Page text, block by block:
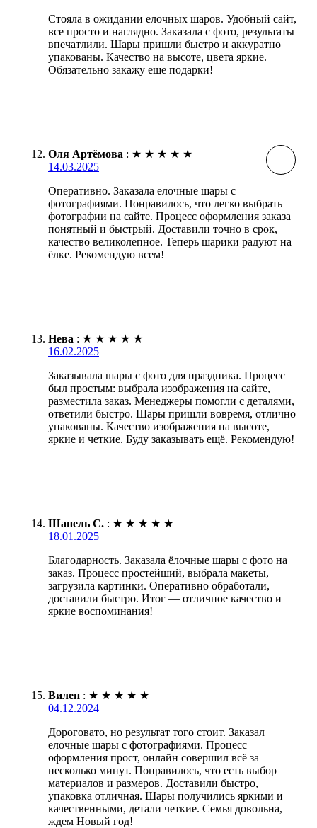
Стояла в ожидании елочных шаров. Удобный сайт,
все просто и наглядно. Заказала с фото, результаты
впечатлили. Шары пришли быстро и аккуратно
упакованы. Качество на высоте, цвета яркие.
Обязательно закажу еще подарки!
Оля Артёмова : ★ ★ ★ ★ ★
14.03.2025
Оперативно. Заказала елочные шары с
фотографиями. Понравилось, что легко выбрать
фотографии на сайте. Процесс оформления заказа
понятный и быстрый. Доставили точно в срок,
качество великолепное. Теперь шарики радуют на
ёлке. Рекомендую всем!
Нева : ★ ★ ★ ★ ★
16.02.2025
Заказывала шары с фото для праздника. Процесс
был простым: выбрала изображения на сайте,
разместила заказ. Менеджеры помогли с деталями,
ответили быстро. Шары пришли вовремя, отлично
упакованы. Качество изображения на высоте,
яркие и четкие. Буду заказывать ещё. Рекомендую!
Шанель С. : ★ ★ ★ ★ ★
18.01.2025
Благодарность. Заказала ёлочные шары с фото на
заказ. Процесс простейший, выбрала макеты,
загрузила картинки. Оперативно обработали,
доставили быстро. Итог — отличное качество и
яркие воспоминания!
Вилен : ★ ★ ★ ★ ★
04.12.2024
Дороговато, но результат того стоит. Заказал
елочные шары с фотографиями. Процесс
оформления прост, онлайн совершил всё за
несколько минут. Понравилось, что есть выбор
материалов и размеров. Доставили быстро,
упаковка отличная. Шары получились яркими и
качественными, детали четкие. Семья довольна,
ждем Новый год!